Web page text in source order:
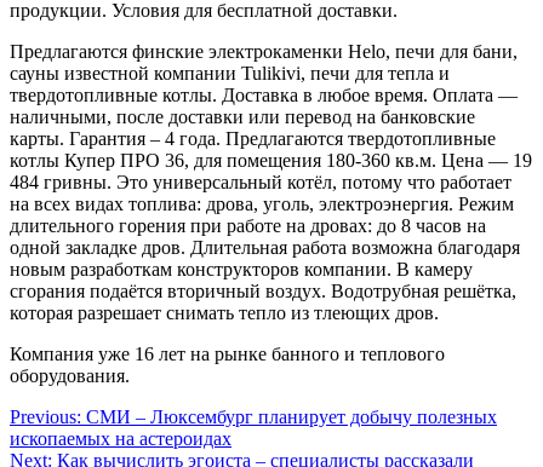
продукции. Условия для бесплатной доставки.
Предлагаются финские электрокаменки Неlo, печи для бани,
сауны известной компании Tulikivi, печи для тепла и
твердотопливные котлы. Доставка в любое время. Оплата —
наличными, после доставки или перевод на банковские
карты. Гарантия – 4 года. Предлагаются твердотопливные
котлы Купер ПРО 36, для помещения 180-360 кв.м. Цена — 19
484 гривны. Это универсальный котёл, потому что работает
на всех видах топлива: дрова, уголь, электроэнергия. Режим
длительного горения при работе на дровах: до 8 часов на
одной закладке дров. Длительная работа возможна благодаря
новым разработкам конструкторов компании. В камеру
сгорания подаётся вторичный воздух. Водотрубная решётка,
которая разрешает снимать тепло из тлеющих дров.
Компания уже 16 лет на рынке банного и теплового
оборудования.
Навігація
записів
Previous: СМИ – Люксембург планирует добычу полезных
ископаемых на астероидах
Next: Как вычислить эгоиста – специалисты рассказали